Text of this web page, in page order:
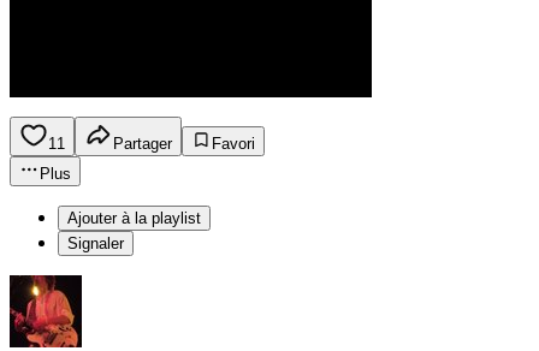
11 Partager
Favori
Plus
Ajouter à la playlist
Signaler